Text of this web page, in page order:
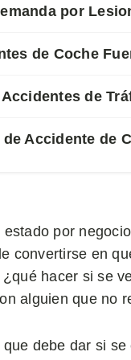
por
de Coche
de
Accidente de
por
convertirse en
hacer si se
alguien que no
debe dar si